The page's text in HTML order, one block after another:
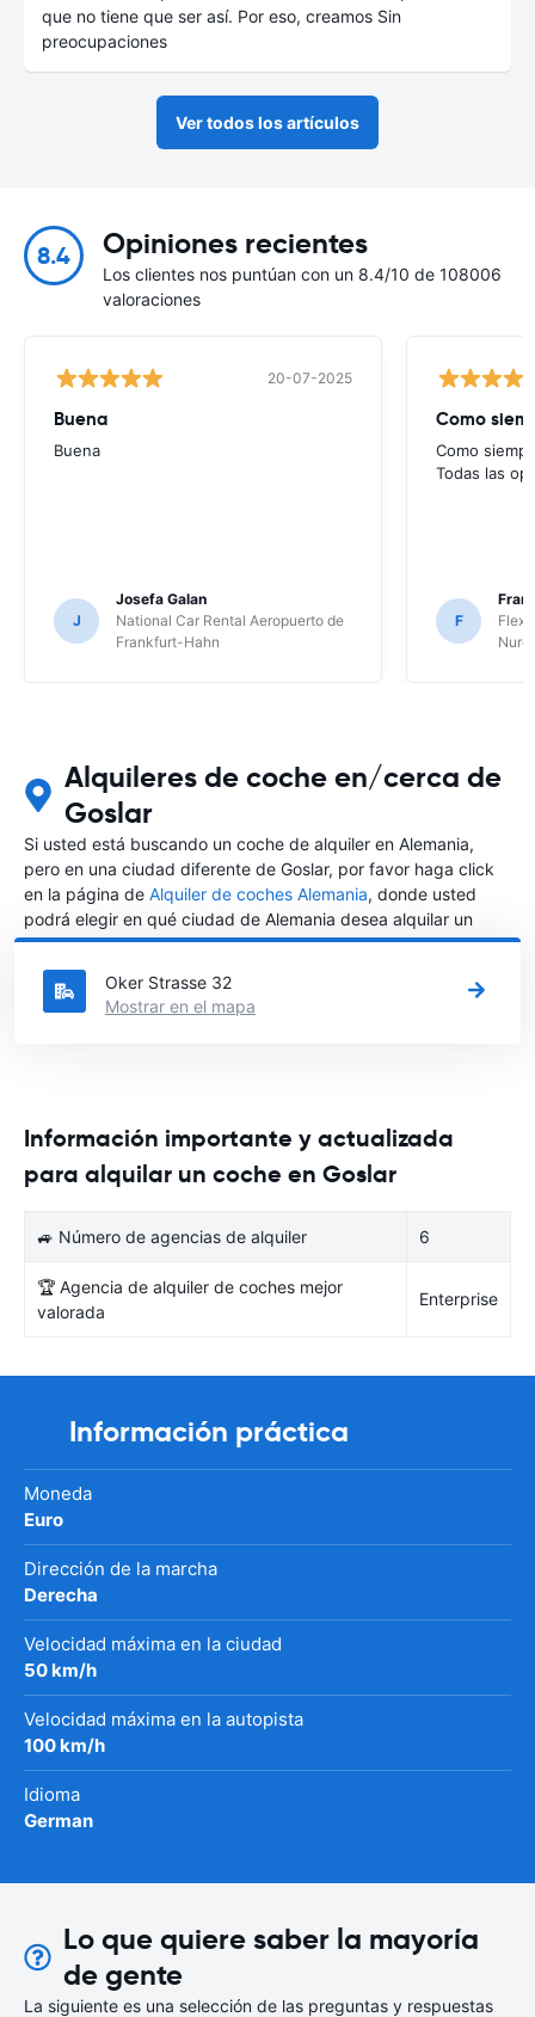
que no tiene que ser así. Por eso, creamos Sin
preocupaciones
Ver todos los artículos
8.4 Opiniones recientes
Los clientes nos puntúan con un 8.4/10 de 108006
valoraciones
20-07-2025
Buena
Buena
J
Josefa Galan
National Car Rental Aeropuerto de
Frankfurt-Hahn
Como
Como
Todas las
F
Flex
Alquileres de coche en/cerca de
Goslar
Si usted está buscando un coche de alquiler en Alemania,
pero en una ciudad diferente de Goslar, por favor haga click
en la página de Alquiler de coches Alemania, donde usted
podrá elegir en qué ciudad de Alemania desea alquilar un
coche.
Oker Strasse 32
Mostrar en el mapa
Información importante y actualizada
para alquilar un coche en Goslar
🚙 Número de agencias de alquiler 6
🏆 Agencia de alquiler de coches mejor
valorada
Enterprise
Información práctica
Moneda
Euro
Dirección de la marcha
Derecha
Velocidad máxima en la ciudad
50 km/h
Velocidad máxima en la autopista
100 km/h
Idioma
German
Lo que quiere saber la mayoría
de gente
La siguiente es una selección de las preguntas y respuestas